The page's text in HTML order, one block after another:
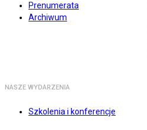
Prenumerata
Archiwum
NASZE WYDARZENIA
Szkolenia i konferencje